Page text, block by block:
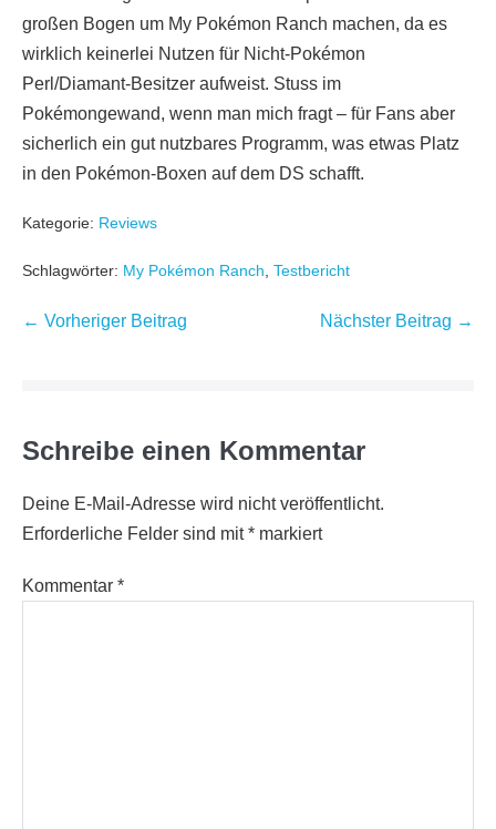
großen Bogen um My Pokémon Ranch machen, da es
wirklich keinerlei Nutzen für Nicht-Pokémon
Perl/Diamant-Besitzer aufweist. Stuss im
Pokémongewand, wenn man mich fragt – für Fans aber
sicherlich ein gut nutzbares Programm, was etwas Platz
in den Pokémon-Boxen auf dem DS schafft.
Kategorie: Reviews
Schlagwörter: My Pokémon Ranch, Testbericht
Beitragsnavigation
← Vorheriger Beitrag Nächster Beitrag →
Schreibe einen Kommentar
Deine E-Mail-Adresse wird nicht veröffentlicht.
Erforderliche Felder sind mit* markiert
Kommentar *